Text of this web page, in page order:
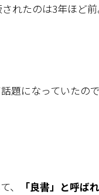
れたのは3年ほど前
題になっていたの
、 「良書」と呼ば